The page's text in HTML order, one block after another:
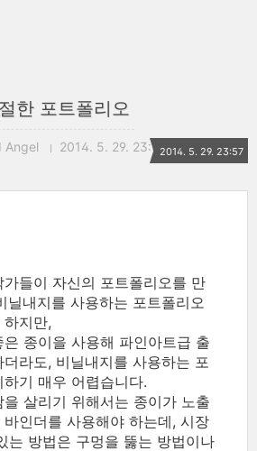
한 포트폴리오
Angel 2014. 5. 29. 23:572014. 5. 29. 23:57
들이 자신의 포트폴리오를 만
닐내지를 사용하는 포트폴리오
지만,
종이을 사용해 파인아트급 출
라도, 비닐내지를 사용하는 포
기 매우 어렵습니다.
살리기 위해서는 종이가 노출
인더를 사용해야 하는데, 시장
는 방법은 구멍을 뚫는 방법이나